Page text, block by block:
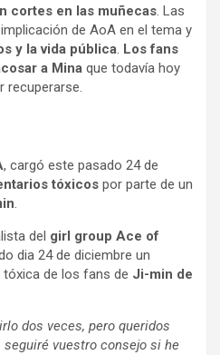
cortes en las muñecas. Las
de AoA en el tema y
y la vida pública. Los fans
a Mina que todavía hoy
recuperarse.
, cargó este pasado 24 de
tóxicos por parte de un
.
del girl group Ace of
dia 24 de diciembre un
de los fans de Ji-min de
dos veces, pero queridos
vuestro consejo si he